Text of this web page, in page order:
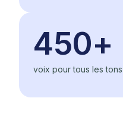
450+
voix pour tous les